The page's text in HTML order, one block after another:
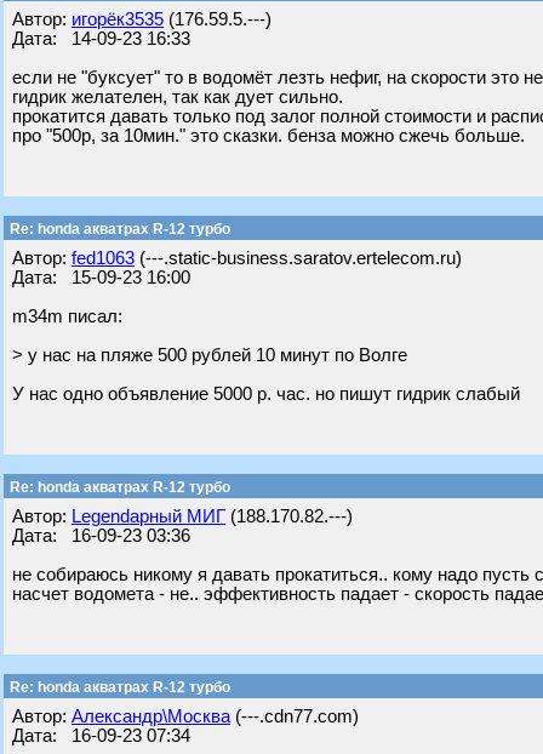
Автор: игорёк3535 (176.59.5.---)
Дата: 14-09-23 16:33
если не "буксует" то в водомёт лезть нефиг, на скорости это
гидрик желателен, так как дует сильно.
прокатится давать только под залог полной стоимости и
про "500р, за 10мин." это сказки. бенза можно сжечь больше.
Re: honda акватрах R-12 турбо
Автор: fed1063 (---.static-business.saratov.ertelecom.ru)
Дата: 15-09-23 16:00
m34m писал:
> у нас на пляже 500 рублей 10 минут по Волге
У нас одно объявление 5000 р. час. но пишут гидрик слабый
Re: honda акватрах R-12 турбо
Автор: Legendарный МИГ (188.170.82.---)
Дата: 16-09-23 03:36
не собираюсь никому я давать прокатиться.. кому надо пусть
насчет водомета - не.. эффективность падает - скорость
Re: honda акватрах R-12 турбо
Автор: Александр\Москва (---.cdn77.com)
Дата: 16-09-23 07:34